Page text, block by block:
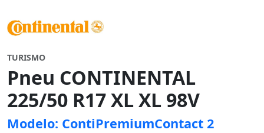
TURISMO
Pneu CONTINENTAL
225/50 R17 XL XL 98V
Modelo: ContiPremiumContact 2